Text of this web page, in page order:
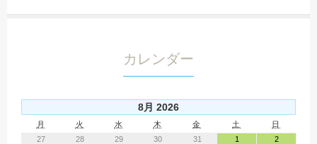
カレンダー
8月 2026
月 火 水 木 金 土
日
27
28 29 30 31 1
2